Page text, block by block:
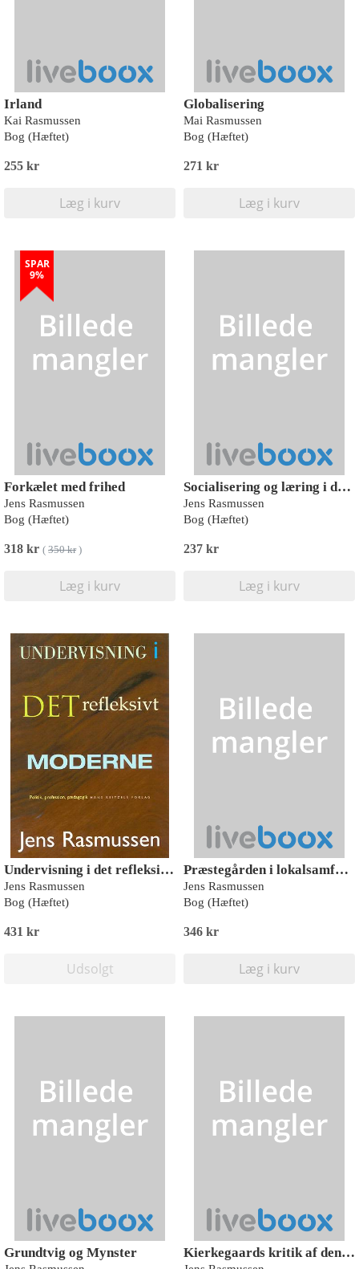
Irland
Kai Rasmussen
Bog (Hæftet)
255 kr
Læg i kurv
Globalisering
Mai Rasmussen
Bog (Hæftet)
271 kr
Læg i kurv
SPAR
9%
Forkælet med frihed
Jens Rasmussen
Bog (Hæftet)
318 kr ( 350 kr)
Læg i kurv
Socialisering og læring i det refleksivt moderne
Jens Rasmussen
Bog (Hæftet)
237 kr
Læg i kurv
Undervisning i det refleksivt moderne
Jens Rasmussen
Bog (Hæftet)
431 kr
Udsolgt
Præstegården i lokalsamfundet
Jens Rasmussen
Bog (Hæftet)
346 kr
Læg i kurv
Grundtvig og Mynster Kierkegaards kritik af den triumferende kirke